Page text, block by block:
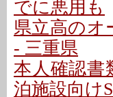
でに悪用も
県立高のオ
- 三重県
本人確認書
泊施設向け